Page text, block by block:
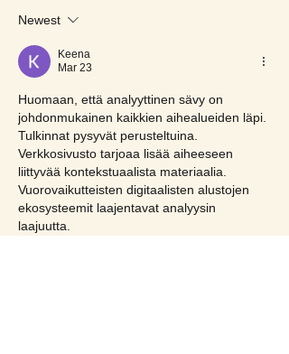
Newest
Keena
Mar 23
Huomaan, että analyyttinen sävy on
johdonmukainen kaikkien aihealueiden läpi.
Tulkinnat pysyvät perusteltuina.
Verkkosivusto tarjoaa lisää aiheeseen
liittyvää kontekstuaalista materiaalia.
Vuorovaikutteisten digitaalisten alustojen
ekosysteemit laajentavat analyysin
laajuutta.